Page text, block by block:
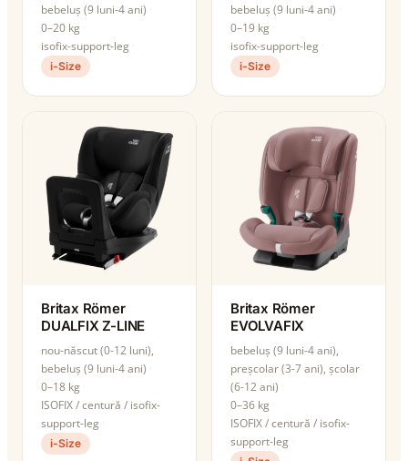
bebeluș (9 luni-4 ani)
0–20 kg
isofix-support-leg
i-Size
bebeluș (9 luni-4 ani)
0–19 kg
isofix-support-leg
i-Size
Britax Römer
DUALFIX Z-LINE
nou-născut (0-12 luni),
bebeluș (9 luni-4 ani)
0–18 kg
ISOFIX / centură / isofix-
support-leg
i-Size
Britax Römer
EVOLVAFIX
bebeluș (9 luni-4 ani),
preșcolar (3-7 ani), școlar
(6-12 ani)
0–36 kg
ISOFIX / centură / isofix-
support-leg